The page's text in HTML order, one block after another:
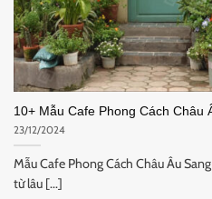
10+ Mẫu Cafe Phong Cách Châu
23/12/2024
Mẫu Cafe Phong Cách Châu Âu
từ lâu [...]